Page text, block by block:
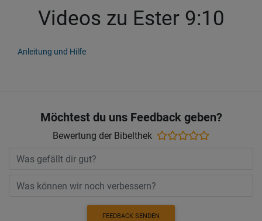
Videos zu Ester 9:10
Anleitung und Hilfe
Möchtest du uns Feedback geben?
Bewertung der Bibelthek
FEEDBACK SENDEN